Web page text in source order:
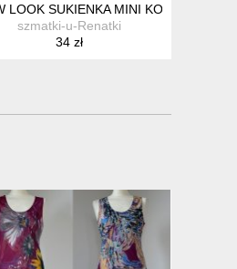
LOOK SUKIENKA MINI KORONKA 12 /
szmatki-u-Renatki
34 zł